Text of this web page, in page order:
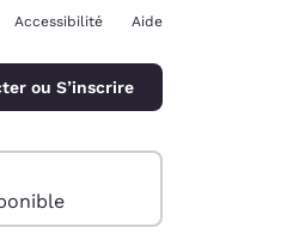
Accessibilité Aide
ou S’inscrire